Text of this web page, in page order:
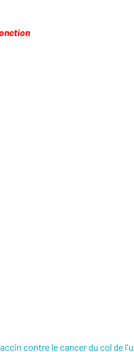
contre le cancer du col de